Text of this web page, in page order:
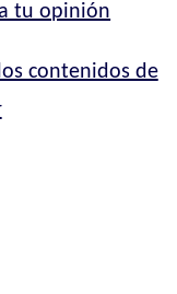
tu opinión
contenidos de